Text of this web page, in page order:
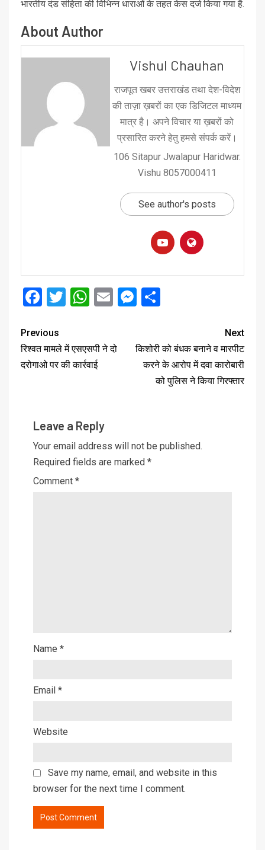
भारतीय दंड संहिता की विभिन्न धाराओं के तहत केस दर्ज किया गया है.
About Author
Vishul Chauhan
राजपूत खबर उत्तराखंड तथा देश-विदेश
की ताज़ा ख़बरों का एक डिजिटल माध्यम
मात्र है। अपने विचार या ख़बरों को
प्रसारित करने हेतु हमसे संपर्क करें।
106 Sitapur Jwalapur Haridwar.
Vishu 8057000411
See author's posts
Facebook
Twitter
WhatsApp
EmailMessenger
Previous
रिश्वत मामले में एसएसपी ने दो
दरोगाओ पर की कार्रवाई
Next
किशोरी को बंधक बनाने व मारपीट
करने के आरोप में दवा कारोबारी
को पुलिस ने किया गिरफ्तार
Leave a Reply
Your email address will not be published.
Required fields are marked *
Comment *
Name *
Email *
Website
Save my name, email, and website in this
browser for the next time I comment.